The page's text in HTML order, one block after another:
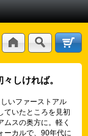
しければ。
いファーストアル
ていたところを見初
ムスの奥方に。軽く
ーカルで、90年代に